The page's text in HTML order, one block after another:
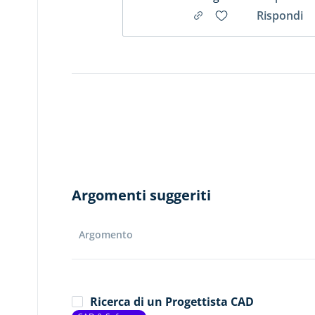
Rispondi
Argomenti suggeriti
Argomento
Ricerca di un Progettista CAD